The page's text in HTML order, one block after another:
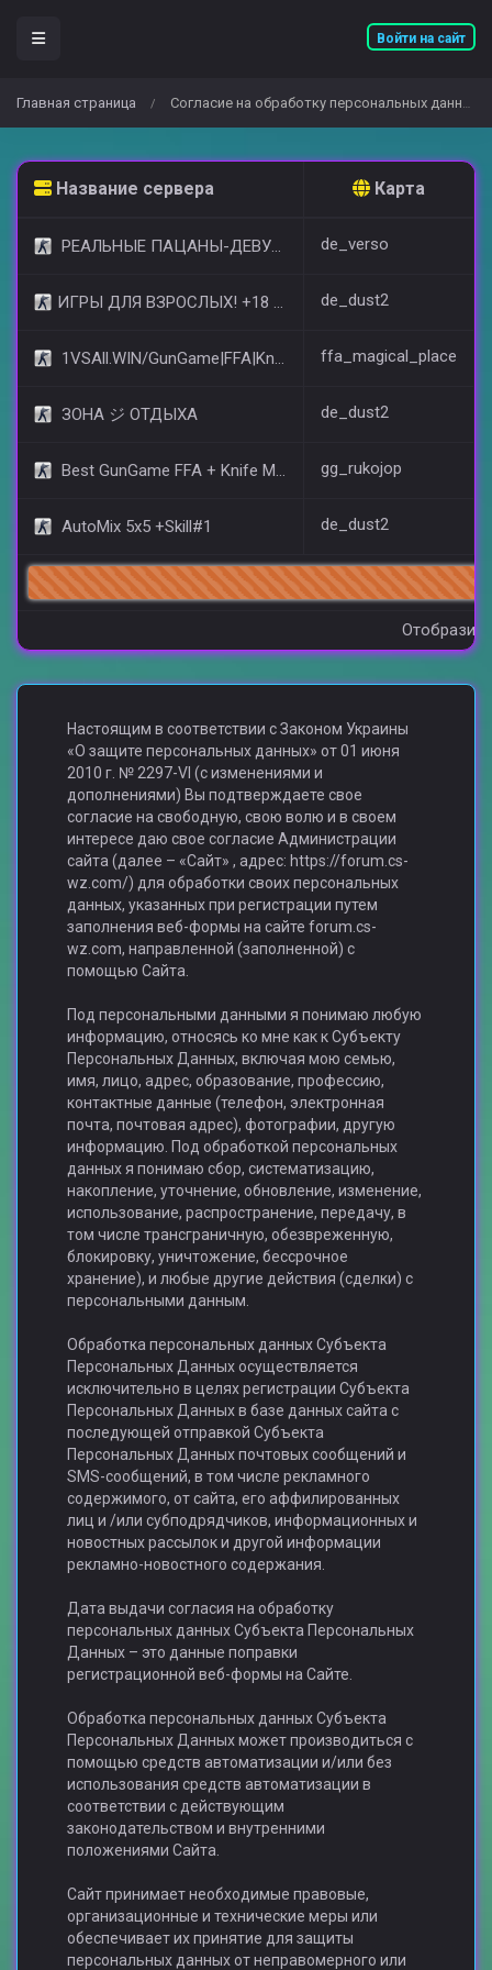
Войти на сайт
Главная страница / Согласие на обработку персональных данных
Название сервера Карта
РЕАЛЬНЫЕ ПАЦАНЫ-ДЕВУШКИ 18+ [STEAM BONUS] de_verso
​ИГРЫ ДЛЯ ВЗРОСЛЫХ! +18 © (FREE VIP) de_dust2
1VSAll.WIN/GunGame|FFA|KnIfE MoD ffa_magical_place
ЗОНА ジ ОТДЫХА de_dust2
Best GunGame FFA + Knife MOD(+18) gg_rukojop
AutoMix 5x5 +Skill#1 de_dust2
Настоящим в соответствии с Законом Украины
«О защите персональных данных» от 01 июня
2010 г. № 2297-VI (с изменениями и
дополнениями) Вы подтверждаете свое
согласие на свободную, свою волю и в своем
интересе даю свое согласие Администрации
сайта (далее – «Сайт» , адрес: https://forum.cs-
wz.com/) для обработки своих персональных
данных, указанных при регистрации путем
заполнения веб-формы на сайте forum.cs-
wz.com, направленной (заполненной) с
помощью Сайта.
Под персональными данными я понимаю любую
информацию, относясь ко мне как к Субъекту
Персональных Данных, включая мою семью,
имя, лицо, адрес, образование, профессию,
контактные данные (телефон, электронная
почта, почтовая адрес), фотографии, другую
информацию. Под обработкой персональных
данных я понимаю сбор, систематизацию,
накопление, уточнение, обновление, изменение,
использование, распространение, передачу, в
том числе трансграничную, обезвреженную,
блокировку, уничтожение, бессрочное
хранение), и любые другие действия (сделки) с
персональными данным.
Обработка персональных данных Субъекта
Персональных Данных осуществляется
исключительно в целях регистрации Субъекта
Персональных Данных в базе данных сайта с
последующей отправкой Субъекта
Персональных Данных почтовых сообщений и
SMS-сообщений, в том числе рекламного
содержимого, от сайта, его аффилированных
лиц и /или субподрядчиков, информационных и
новостных рассылок и другой информации
рекламно-новостного содержания.
Дата выдачи согласия на обработку
персональных данных Субъекта Персональных
Данных – это данные поправки
регистрационной веб-формы на Сайте.
Обработка персональных данных Субъекта
Персональных Данных может производиться с
помощью средств автоматизации и/или без
использования средств автоматизации в
соответствии с действующим
законодательством и внутренними
положениями Сайта.
Сайт принимает необходимые правовые,
организационные и технические меры или
обеспечивает их принятие для защиты
персональных данных от неправомерного или